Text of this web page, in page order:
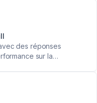
des réponses
sur la